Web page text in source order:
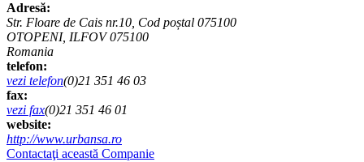
Adresă:
Str. Floare de Cais nr.10, Cod poștal 075100
OTOPENI, ILFOV 075100
Romania
telefon:
vezi telefon(0)21 351 46 03
fax:
vezi fax(0)21 351 46 01
website:
http://www.urbansa.ro
Contactaţi această Companie